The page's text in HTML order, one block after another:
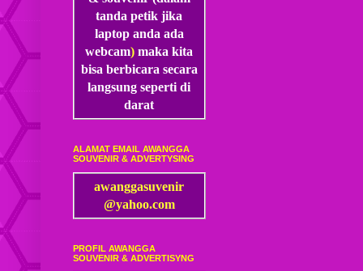
tanda petik jika
laptop anda ada
webcam)maka kita
bisa berbicara secara
langsung seperti di
darat
ALAMAT EMAIL AWANGGA
SOUVENIR & ADVERTYSING
awanggasuvenir
@yahoo.com
PROFIL AWANGGA
SOUVENIR & ADVERTISYNG